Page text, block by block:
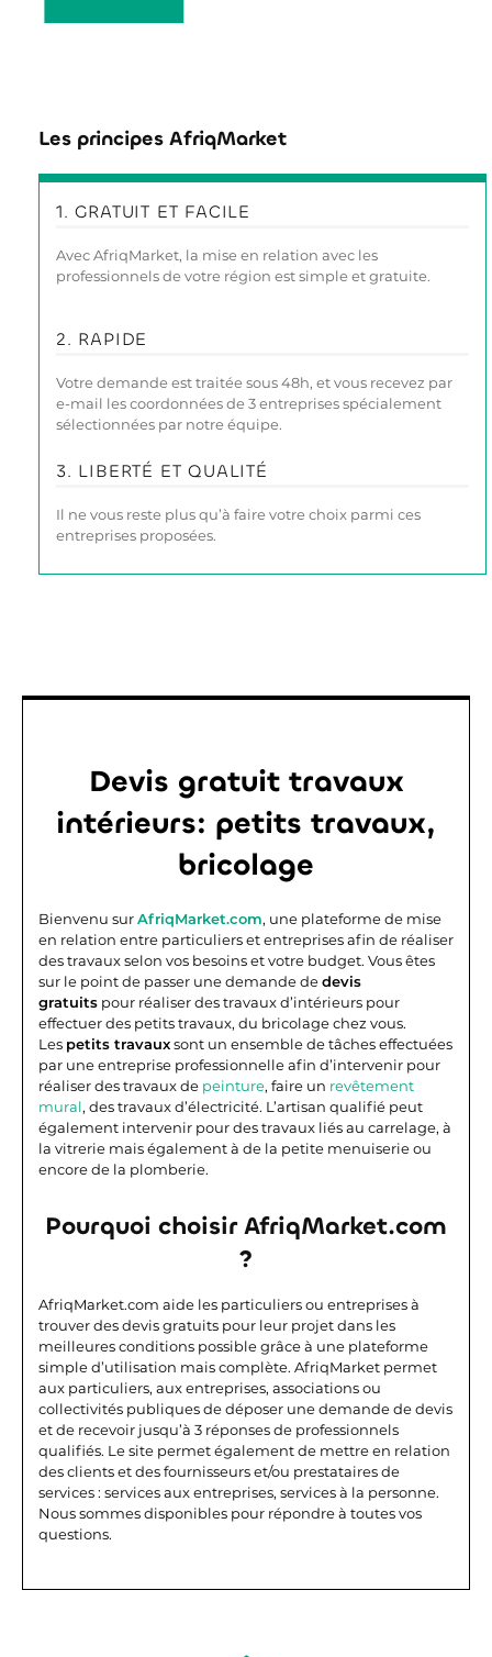
Les principes AfriqMarket
1. GRATUIT ET FACILE
Avec AfriqMarket, la mise en relation avec les
professionnels de votre région est simple et gratuite.
2. RAPIDE
Votre demande est traitée sous 48h, et vous recevez par
e-mail les coordonnées de 3 entreprises spécialement
sélectionnées par notre équipe.
3. LIBERTÉ ET QUALITÉ
Il ne vous reste plus qu’à faire votre choix parmi ces
entreprises proposées.
Devis gratuit travaux
intérieurs: petits travaux,
bricolage
Bienvenu surAfriqMarket.com, une plateforme de mise
en relation entre particuliers et entreprises afin de réaliser
des travaux selon vos besoins et votre budget. Vous êtes
sur le point de passer une demande dedevis
gratuits pour réaliser des travaux d’intérieurs pour
effectuer des petits travaux, du bricolage chez vous.
Les petits travauxsont un ensemble de tâches effectuées
par une entreprise professionnelle afin d’intervenir pour
réaliser des travaux de peinture, faire un revêtement
mural, des travaux d’électricité. L’artisan qualifié peut
également intervenir pour des travaux liés au carrelage, à
la vitrerie mais également à de la petite menuiserie ou
encore de la plomberie.
Pourquoi choisir AfriqMarket.com
?
AfriqMarket.com aide les particuliers ou entreprises à
trouver des devis gratuits pour leur projet dans les
meilleures conditions possible grâce à une plateforme
simple d’utilisation mais complète. AfriqMarket permet
aux particuliers, aux entreprises, associations ou
collectivités publiques de déposer une demande de devis
et de recevoir jusqu’à 3 réponses de professionnels
qualifiés. Le site permet également de mettre en relation
des clients et des fournisseurs et/ou prestataires de
services : services aux entreprises, services à la personne.
Nous sommes disponibles pour répondre à toutes vos
questions.